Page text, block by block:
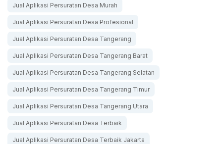
Jual Aplikasi Persuratan Desa Murah
Jual Aplikasi Persuratan Desa Profesional
Jual Aplikasi Persuratan Desa Tangerang
Jual Aplikasi Persuratan Desa Tangerang Barat
Jual Aplikasi Persuratan Desa Tangerang Selatan
Jual Aplikasi Persuratan Desa Tangerang Timur
Jual Aplikasi Persuratan Desa Tangerang Utara
Jual Aplikasi Persuratan Desa Terbaik
Jual Aplikasi Persuratan Desa Terbaik Jakarta